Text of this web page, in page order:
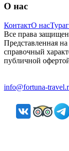
О нас
КонтактО нас
Все права
Представленная
справочный
публичной
info@fortuna-